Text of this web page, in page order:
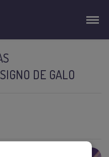
DE GALO